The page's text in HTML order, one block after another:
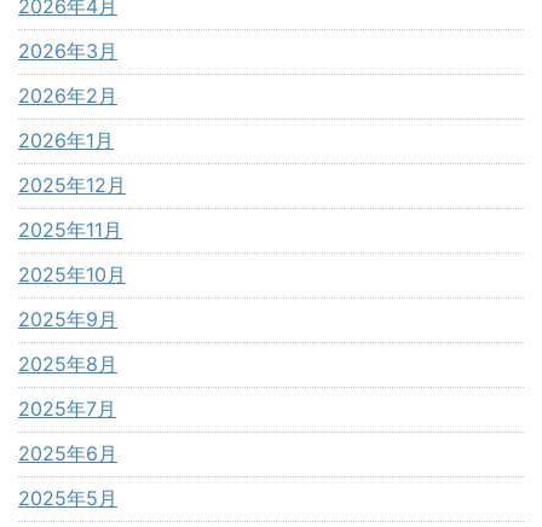
2026年4月
2026年3月
2026年2月
2026年1月
2025年12月
2025年11月
2025年10月
2025年9月
2025年8月
2025年7月
2025年6月
2025年5月